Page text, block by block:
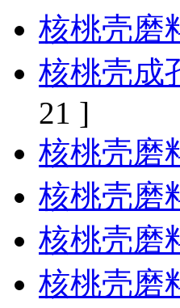
核桃壳磨
核桃壳成
21 ]
核桃壳磨
核桃壳磨
核桃壳磨
核桃壳磨